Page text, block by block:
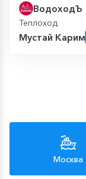
ВодоходЪ
Теплоход
Мустай Карим
Москва